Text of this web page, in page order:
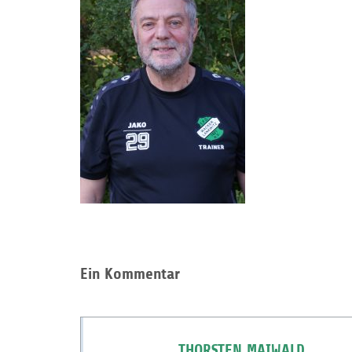
Ein Kommentar